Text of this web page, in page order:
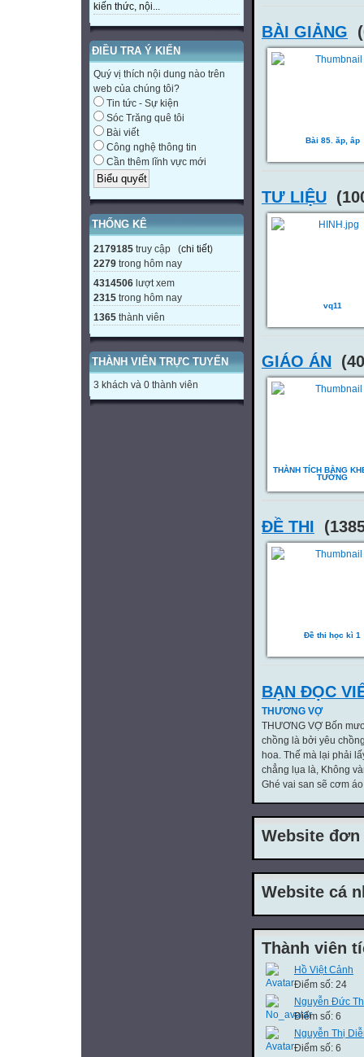
kiến thức, nội...
ĐIỀU TRA Ý KIẾN
Quý vị thích nội dung nào trên
web của chúng tôi?
Tin tức - Sự kiện
Sóc Trăng quê tôi
Bài viết
Công nghệ thông tin
Cần thêm lĩnh vực mới
THỐNG KÊ
2179185 truy cập (chi tiết)
2279 trong hôm nay
4314506 lượt xem
2315 trong hôm nay
1365 thành viên
THÀNH VIÊN TRỰC TUYẾN
3 khách và 0 thành viên
BÀI GIẢNG
Bài 85. ăp, âp
TƯ LIỆU
vq11
GIÁO ÁN
THÀNH TÍCH BẰNG
TƯỚNG
ĐỀ THI
Đề thi học kì 1
BẠN ĐỌC
THƯƠNG VỢ
THƯƠNG VỢ Bốn
chồng là bởi yêu
hoa. Thế mà lại phải
chẳng lụa là, Không
Ghé vai san sẽ cơm
Website
Website cá
Thành viên
Hồ Việt Cảnh
Điểm số: 24
Nguyễn Đức
Điểm số: 6
Nguyễn Thị
Điểm số: 6